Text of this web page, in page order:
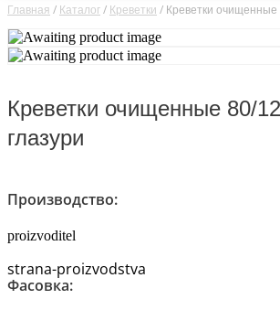
Главная / Каталог/ Креветки / Креветки очищенные
Креветки очищенные 80/
глазури
Производство:
proizvoditel
strana-proizvodstva
Фасовка: